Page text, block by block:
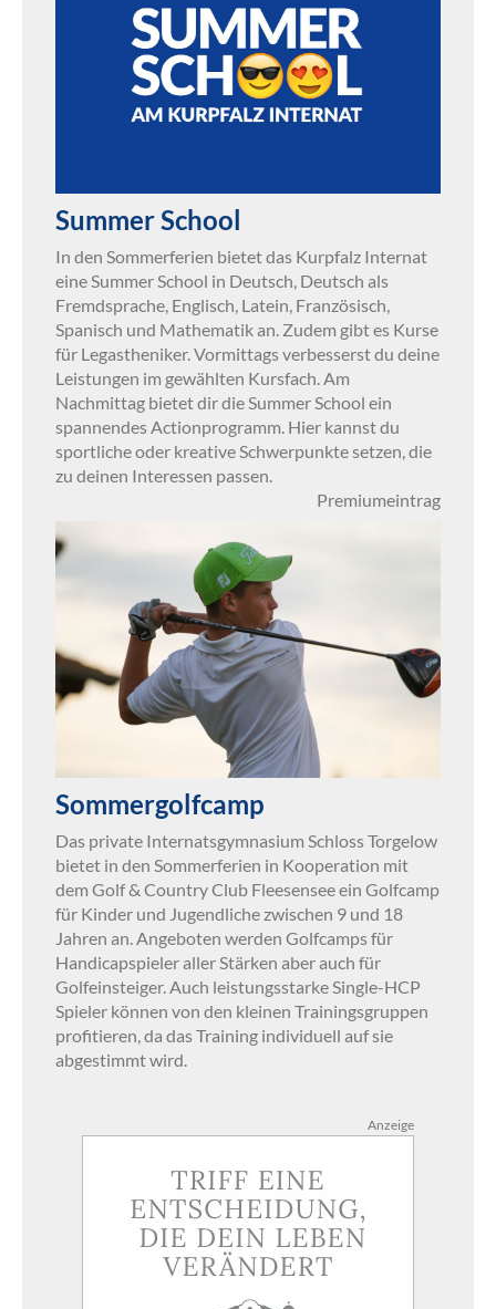
Summer School
In den Sommerferien bietet das Kurpfalz Internat
eine Summer School in Deutsch, Deutsch als
Fremdsprache, Englisch, Latein, Französisch,
Spanisch und Mathematik an. Zudem gibt es Kurse
für Legastheniker. Vormittags verbesserst du deine
Leistungen im gewählten Kursfach. Am
Nachmittag bietet dir die Summer School ein
spannendes Actionprogramm. Hier kannst du
sportliche oder kreative Schwerpunkte setzen, die
zu deinen Interessen passen.
Premiumeintrag
Sommergolfcamp
Das private Internatsgymnasium Schloss Torgelow
bietet in den Sommerferien in Kooperation mit
dem Golf & Country Club Fleesensee ein Golfcamp
für Kinder und Jugendliche zwischen 9 und 18
Jahren an. Angeboten werden Golfcamps für
Handicapspieler aller Stärken aber auch für
Golfeinsteiger. Auch leistungsstarke Single-HCP
Spieler können von den kleinen Trainingsgruppen
profitieren, da das Training individuell auf sie
abgestimmt wird.
Anzeige